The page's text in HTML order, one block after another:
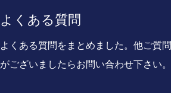
よくある質問
よくある質問をまとめました。他ご質問
がございましたらお問い合わせ下さい。